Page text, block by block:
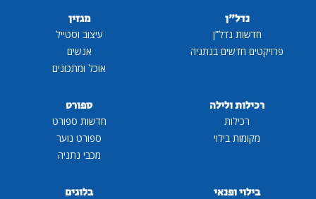
נדל"ן
חדשות נדל"ן
פרויקטים חדשים בנתניה
מגזין
עיצוב וסטייל
אנשים
אוכל ומתכונים
רכילות ולילה
רכילות
מקומות בילוי
ספורט
חדשות ספורט
ספורט נוער
מכבי נתניה
בילוי ופנאי בלוגים